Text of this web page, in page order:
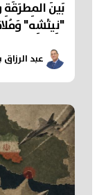
بَينَ
"نِيتْشِه"
عبد الرزاق